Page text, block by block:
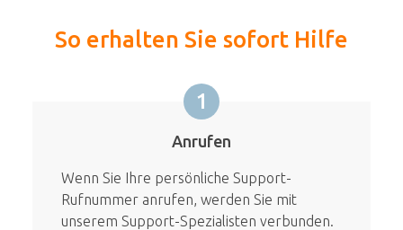
So erhalten Sie sofort Hilfe
1
Anrufen
Wenn Sie Ihre persönliche Support-
Rufnummer anrufen, werden Sie mit
unserem Support-Spezialisten verbunden.